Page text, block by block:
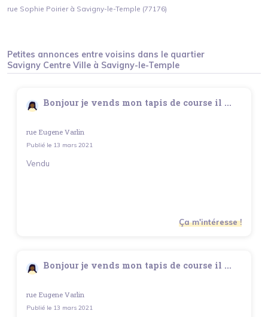
rue Sophie Poirier à Savigny-le-Temple (77176)
Petites annonces entre voisins dans le quartier
Savigny Centre Ville à Savigny-le-Temple
Bonjour je vends mon tapis de course il ...
rue Eugene Varlin
Publié le 13 mars 2021
Vendu
Ça m'intéresse !
Bonjour je vends mon tapis de course il ...
rue Eugene Varlin
Publié le 13 mars 2021